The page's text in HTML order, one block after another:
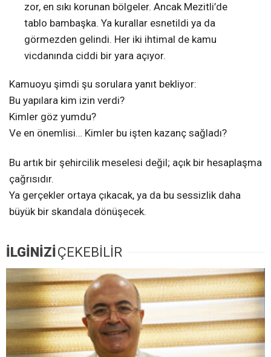
zor, en sıkı korunan bölgeler. Ancak Mezitli’de
tablo bambaşka. Ya kurallar esnetildi ya da
görmezden gelindi. Her iki ihtimal de kamu
vicdanında ciddi bir yara açıyor.
Kamuoyu şimdi şu sorulara yanıt bekliyor:
Bu yapılara kim izin verdi?
Kimler göz yumdu?
Ve en önemlisi… Kimler bu işten kazanç sağladı?
Bu artık bir şehircilik meselesi değil; açık bir hesaplaşma
çağrısıdır.
Ya gerçekler ortaya çıkacak, ya da bu sessizlik daha
büyük bir skandala dönüşecek.
İLGİNİZİ ÇEKEBİLİR